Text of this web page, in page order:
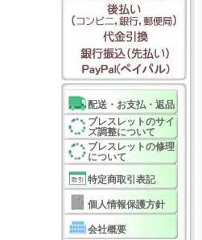
配送・お支払・返品
ブレスレットのサイ
ズ調整について
ブレスレットの修理
について
特定商取引表記
個人情報保護方針
会社概要